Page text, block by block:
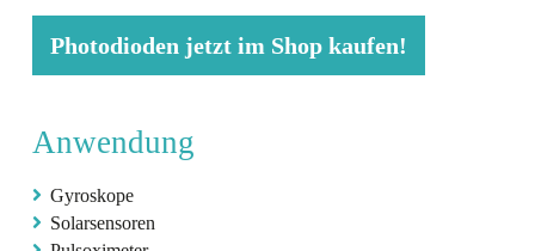
Photodioden jetzt im Shop kaufen!
Anwendung
Gyroskope
Solarsensoren